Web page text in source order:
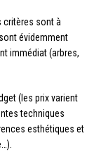
critères sont à
évidemment
immédiat (arbres,
(les prix varient
techniques
esthétiques et